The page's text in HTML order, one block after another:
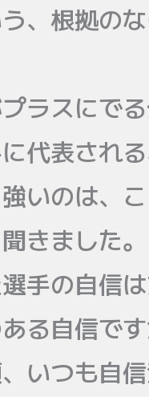
、根拠の
ラスにで
代表され
いのは、
きました。
手の自信
る自信です
いつも自